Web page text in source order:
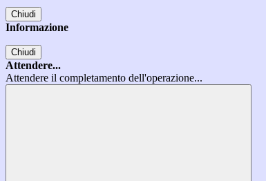
Chiudi
Informazione
Chiudi
Attendere...
Attendere il completamento dell'operazione...